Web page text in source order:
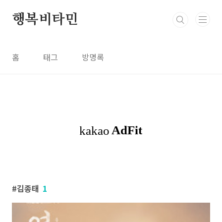
행복비타민
홈 태그 방명록
김종태 1